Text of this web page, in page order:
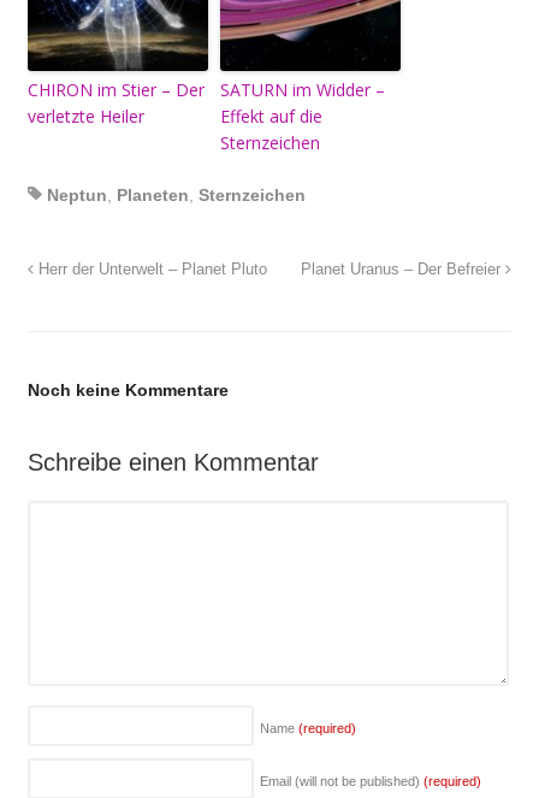
CHIRON im Stier – Der
verletzte Heiler
SATURN im Widder –
Effekt auf die
Sternzeichen
Neptun Planeten Sternzeichen
Herr der Unterwelt – Planet Pluto Planet Uranus – Der Befreier
Noch keine Kommentare
Schreibe einen Kommentar
Name (required)
Email (will not be published) (required)